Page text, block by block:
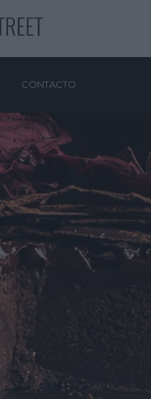
CONTACTO